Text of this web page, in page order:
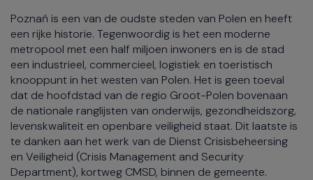
Poznań is een van de oudste steden van Polen en heeft
een rijke historie. Tegenwoordig is het een moderne
metropool met een half miljoen inwoners en is de stad
een industrieel, commercieel, logistiek en toeristisch
knooppunt in het westen van Polen. Het is geen toeval
dat de hoofdstad van de regio Groot-Polen bovenaan
de nationale ranglijsten van onderwijs, gezondheidszorg,
levenskwaliteit en openbare veiligheid staat. Dit laatste is
te danken aan het werk van de Dienst Crisisbeheersing
en Veiligheid (Crisis Management and Security
Department), kortweg CMSD, binnen de gemeente.